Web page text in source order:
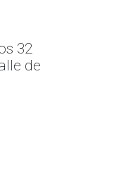
32
de